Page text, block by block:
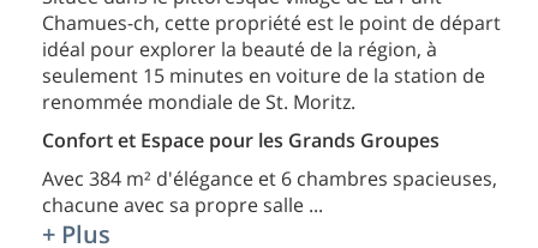
Chamues-ch, cette propriété est le point de départ
idéal pour explorer la beauté de la région, à
seulement 15 minutes en voiture de la station de
renommée mondiale de St. Moritz.
Confort et Espace pour les Grands Groupes
Avec 384 m² d'élégance et 6 chambres spacieuses,
chacune avec sa propre salle ...
+ Plus